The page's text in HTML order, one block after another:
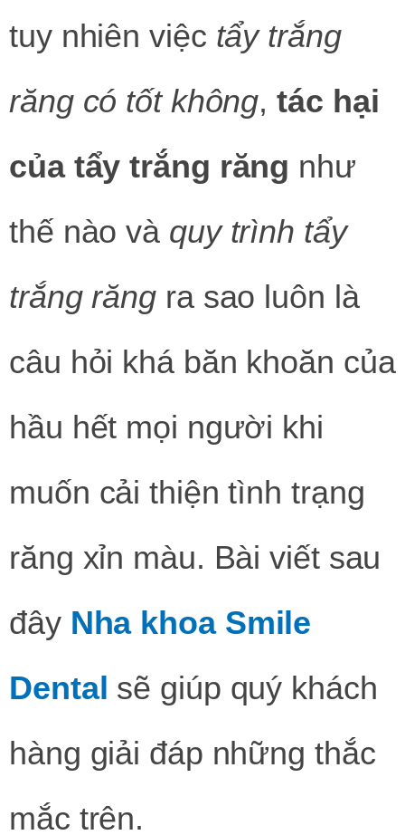
tuy nhiên việc tẩy trắng
răng có tốt không,tác hại
của tẩy trắng răng như
thế nào và quy trình tẩy
trắng răng ra sao luôn là
câu hỏi khá băn khoăn của
hầu hết mọi người khi
muốn cải thiện tình trạng
răng xỉn màu. Bài viết sau
đây Nha khoa Smile
Dental sẽ giúp quý khách
hàng giải đáp những thắc
mắc trên.